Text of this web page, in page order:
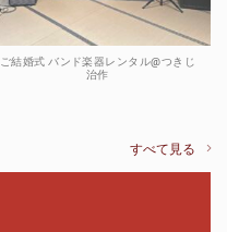
ご結婚式 バンド楽器レンタル@つきじ
治作
すべて見る